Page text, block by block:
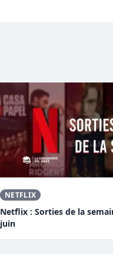
NETFLIX
Netflix : Sorties de la
juin